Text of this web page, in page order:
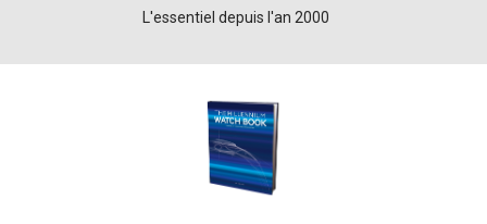
L'essentiel depuis l'an 2000